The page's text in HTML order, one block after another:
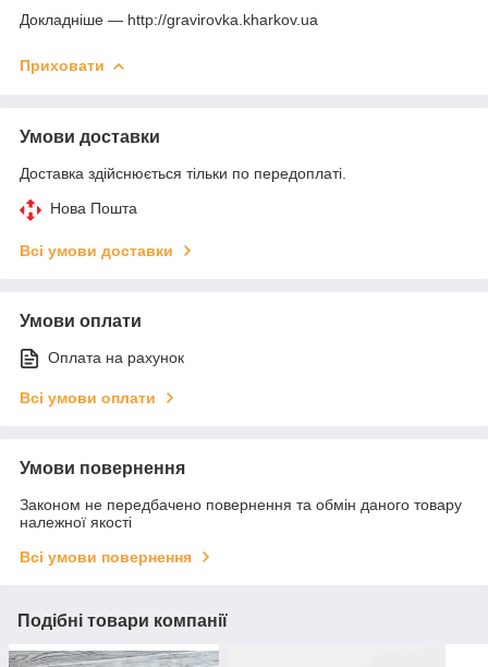
Докладніше — http://gravirovka.kharkov.ua
Приховати
Умови доставки
Доставка здійснюється тільки по передоплаті.
Нова Пошта
Всі умови доставки
Умови оплати
Оплата на рахунок
Всі умови оплати
Умови повернення
Законом не передбачено повернення та обмін даного товару
належної якості
Всі умови повернення
Подібні товари компанії